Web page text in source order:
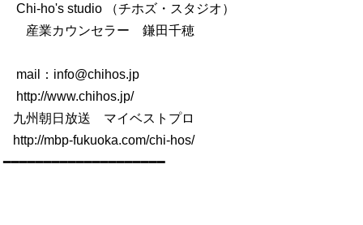
Chi-ho's studio （チホズ・スタジオ）
産業カウンセラー 鎌田千穂
mail：info@chihos.jp
http://www.chihos.jp/
九州朝日放送 マイベストプロ
http://mbp-fukuoka.com/chi-hos/
━━━━━━━━━━━━━━━━━━━━